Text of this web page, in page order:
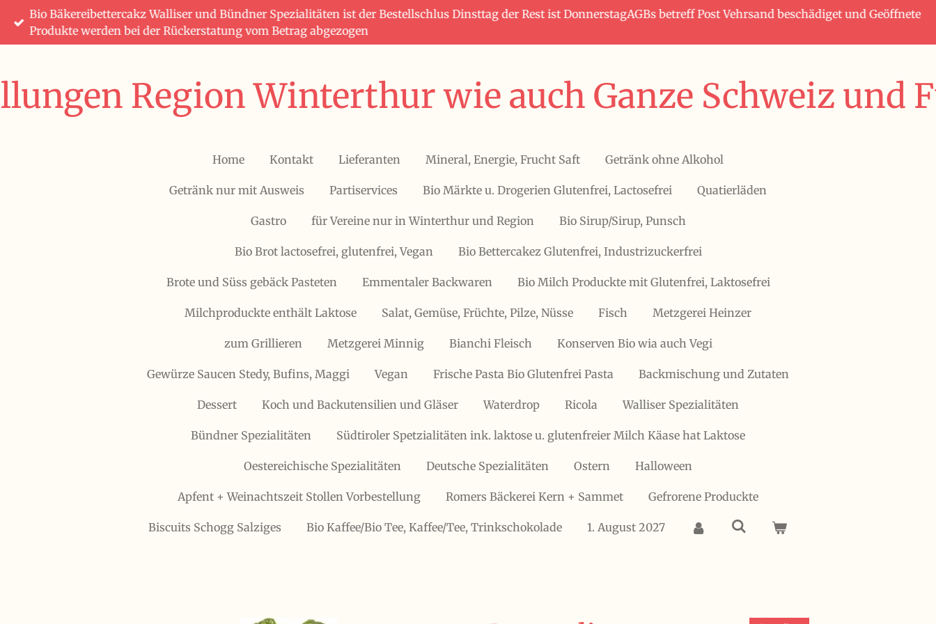
Zum
Hauptinhalt
springen
Bio Bäkereibettercakz Walliser und Bündner Spezialitäten ist der Bestellschlus Dinsttag der Rest ist DonnerstagAGBs betreff Post Vehrsand beschädiget und Geöffnete
Produkte werden bei der Rückerstatung vom Betrag abgezogen
Region Winterthur wie auch Ganze Schweiz
Home Kontakt Lieferanten Mineral, Energie, Frucht Saft Getränk ohne Alkohol
Getränk nur mit Ausweis Partiservices Bio Märkte u. Drogerien Glutenfrei, Lactosefrei Quatierläden
Gastro für Vereine nur in Winterthur und Region Bio Sirup/Sirup, Punsch
Bio Brot lactosefrei, glutenfrei, Vegan Bio Bettercakez Glutenfrei, Industrizuckerfrei
Brote und Süss gebäck Pasteten Emmentaler Backwaren Bio Milch Produckte mit Glutenfrei, Laktosefrei
Milchproduckte enthält Laktose Salat, Gemüse, Früchte, Pilze, Nüsse Fisch Metzgerei Heinzer
zum Grillieren Metzgerei Minnig Bianchi Fleisch Konserven Bio wia auch Vegi
Gewürze Saucen Stedy, Bufins, Maggi Vegan Frische Pasta Bio Glutenfrei Pasta Backmischung und Zutaten
Dessert Koch und Backutensilien und Gläser Waterdrop Ricola Walliser Spezialitäten
Bündner Spezialitäten Südtiroler Spetzialitäten ink. laktose u. glutenfreier Milch Käase hat Laktose
Oestereichische Spezialitäten Deutsche Spezialitäten Ostern Halloween
Apfent + Weinachtszeit Stollen Vorbestellung Romers Bäckerei Kern + Sammet Gefrorene Produckte
Biscuits Schogg Salziges Bio Kaffee/Bio Tee, Kaffee/Tee, Trinkschokolade 1. August 2027